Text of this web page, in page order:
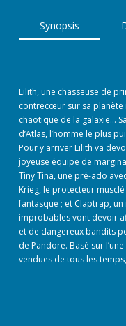
Synopsis
Lilith, une chasseuse de
contrecœur sur sa planète
chaotique de la galaxie…
d’Atlas, l’homme le plus
Pour y arriver Lilith va
joyeuse équipe de
Tiny Tina, une pré-ado
Krieg, le protecteur
fantasque ; et Claptrap,
improbables vont devoir
et de dangereux bandits
de Pandore. Basé sur
vendues de tous les temps,